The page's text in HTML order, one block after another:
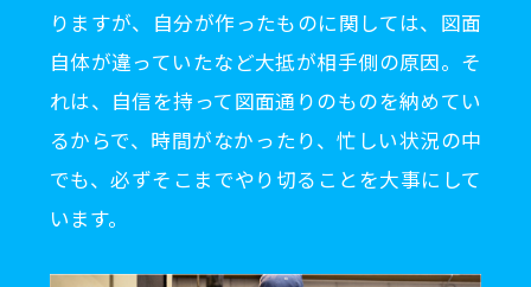
りますが、自分が作ったものに関しては、図面
自体が違っていたなど大抵が相手側の原因。そ
れは、自信を持って図面通りのものを納めてい
るからで、時間がなかったり、忙しい状況の中
でも、必ずそこまでやり切ることを大事にして
います。